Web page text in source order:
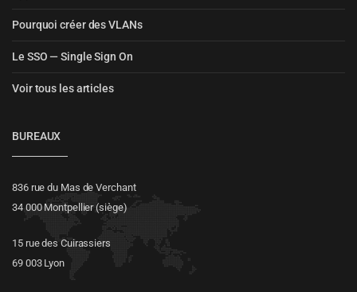
Pourquoi créer des VLANs
Le SSO — Single Sign On
Voir tous les articles
BUREAUX
836 rue du Mas de Verchant
34 000 Montpellier (siège)
15 rue des Cuirassiers
69 003 Lyon